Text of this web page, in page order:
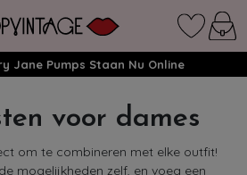
Jane Pumps Staan Nu Online
voor dames
om te combineren met elke outfit!
mogelijkheden zelf, en voeg een